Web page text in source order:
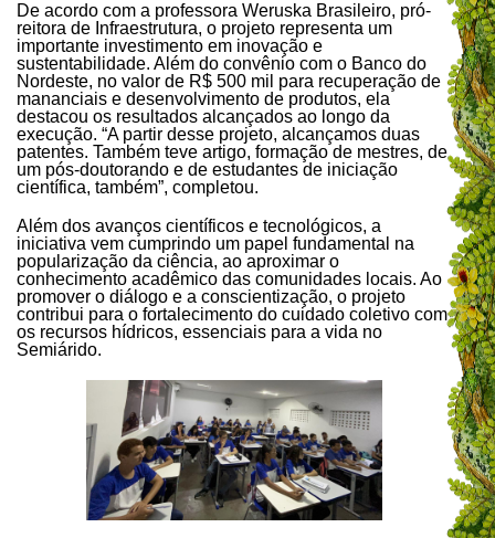
De acordo com a professora Weruska Brasileiro, pró-
reitora de Infraestrutura, o projeto representa um
importante investimento em inovação e
sustentabilidade. Além do convênio com o Banco do
Nordeste, no valor de R$ 500 mil para recuperação de
mananciais e desenvolvimento de produtos, ela
destacou os resultados alcançados ao longo da
execução. “A partir desse projeto, alcançamos duas
patentes. Também teve artigo, formação de mestres, de
um pós-doutorando e de estudantes de iniciação
científica, também”, completou.
Além dos avanços científicos e tecnológicos, a
iniciativa vem cumprindo um papel fundamental na
popularização da ciência, ao aproximar o
conhecimento acadêmico das comunidades locais. Ao
promover o diálogo e a conscientização, o projeto
contribui para o fortalecimento do cuidado coletivo com
os recursos hídricos, essenciais para a vida no
Semiárido.